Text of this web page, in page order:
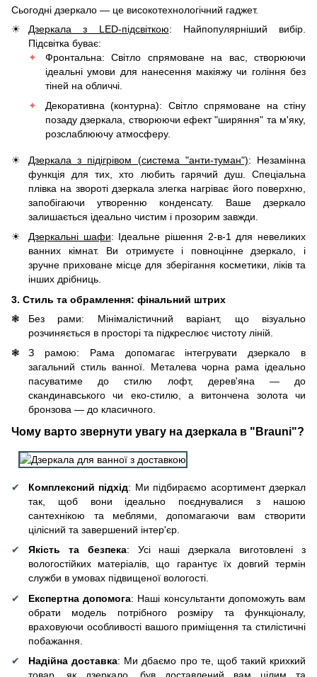
Сьогодні дзеркало — це високотехнологічний гаджет.
Дзеркала з LED-підсвіткою: Найпопулярніший вибір.
Підсвітка буває:
Фронтальна: Світло спрямоване на вас, створюючи
ідеальні умови для нанесення макіяжу чи гоління без
тіней на обличчі.
Декоративна (контурна): Світло спрямоване на стіну
позаду дзеркала, створюючи ефект "ширяння" та м'яку,
розслаблюючу атмосферу.
Дзеркала з підігрівом (система "анти-туман"): Незамінна
функція для тих, хто любить гарячий душ. Спеціальна
плівка на звороті дзеркала злегка нагріває його поверхню,
запобігаючи утворенню конденсату. Ваше дзеркало
залишається ідеально чистим і прозорим завжди.
Дзеркальні шафи: Ідеальне рішення 2-в-1 для невеликих
ванних кімнат. Ви отримуєте і повноцінне дзеркало, і
зручне приховане місце для зберігання косметики, ліків та
інших дрібниць.
3. Стиль та обрамлення: фінальний штрих
Без рами: Мінімалістичний варіант, що візуально
розчиняється в просторі та підкреслює чистоту ліній.
З рамою: Рама допомагає інтегрувати дзеркало в
загальний стиль ванної. Металева чорна рама ідеально
пасуватиме до стилю лофт, дерев'яна — до
скандинавського чи еко-стилю, а витончена золота чи
бронзова — до класичного.
Чому варто звернути увагу на дзеркала в "Brauni"?
Комплексний підхід: Ми підбираємо асортимент дзеркал
так, щоб вони ідеально поєднувалися з нашою
сантехнікою та меблями, допомагаючи вам створити
цілісний та завершений інтер'єр.
Якість та безпека: Усі наші дзеркала виготовлені з
вологостійких матеріалів, що гарантує їх довгий термін
служби в умовах підвищеної вологості.
Експертна допомога: Наші консультанти допоможуть вам
обрати модель потрібного розміру та функціоналу,
враховуючи особливості вашого приміщення та стилістичні
побажання.
Надійна доставка: Ми дбаємо про те, щоб такий крихкий